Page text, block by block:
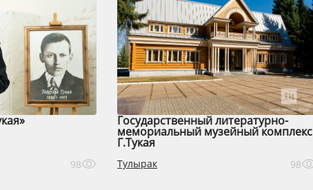
98
Государственный литературно-
мемориальный музейный комплекс
Г.Тукая
Тулырак 98